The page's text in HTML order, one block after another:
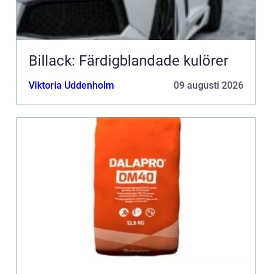
Billack: Färdigblandade kulörer
Viktoria Uddenholm 09 augusti 2026